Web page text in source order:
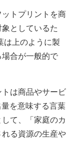
トプリントを商
としているた
は上のように製
合が一般的で
は商品やサービ
を意味する言葉
て、「家庭のカ
る資源の生産や